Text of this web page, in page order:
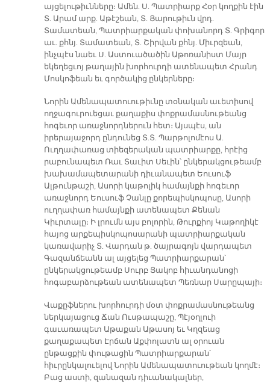
այցելութիւնները։ Ամեն. Ս. Պատրիարք Հօր կողքին էին
Տ. Արամ արք. Աթէշեան, Տ. Յարութիւն վրդ.
Տամատեան, Պատրիարքական փոխանորդ Տ. Գրիգոր
աւ. քհնյ. Տամատեան, Տ. Շիրվան քհնյ. Միւրզեան,
ինչպէս նաեւ Ս. Աստուածածին Աթոռանիստ Մայր
եկեղեցւոյ թաղային խորհուրդի ատենապետ Հրանդ
Մոսկոֆեան եւ գործակից ընկերները։
Նորին Ամենապատուութիւնը տօնական աւետիսով
ողջագուրուեցաւ քաղաքիս փոքրամասնութեանց
հոգեւոր առաջնորդներուն հետ։ Այսպէս, ան
իրերայաջորդ ընդունեց Տ.Տ. Պարթոլոմէոս Ա.
Ուղղափառաց տիեզերական պատրիարքը, հրէից
րաբունապետ Ռաւ Տաւիտ Սեւին՝ ընկերակցութեամբ
խախամապետարանի դիւանապետ Եուսուֆ
Ալթունթաշի, Ասորի կաթոլիկ համայնքի հոգեւոր
առաջնորդ Եուսուֆ Չանլը քորեպիսկոպոսը, Ասորի
ուղղափառ համայնքի ատենապետ Քենան
Կիւրտալը։ Ի լրումն այս բոլորին, Թուրքիոյ Կաթողիկէ
հայոց արքեպիսկոպոսարանի պատրիարքական
կառավարիչ Տ. Վարդան թ. ծայրագոյն վարդապետ
Գազանճեանն ալ այցելեց Պատրիարքարան՝
ընկերակցութեամբ Սուրբ Յակոբ հիւանդանոցի
հոգաբարձութեան ատենապետ Պեռնար Սարըպայի։
Վաքըֆներու խորհուրդի մօտ փոքրամասնութեանց
ներկայացուց Ճան Ուսթապաշը, Պէյօղլուի
գաւառապետ Աթաքան Աթասոյ եւ Կղզեաց
քաղաքապետ Էրճան Աքփոլատն ալ օրուան
ընթացքին փութացին Պատրիարքարան՝
հիւրընկալուելով Նորին Ամենապատուութեան կողմէ։
Բաց աստի, զանազան դիւանակալներ,